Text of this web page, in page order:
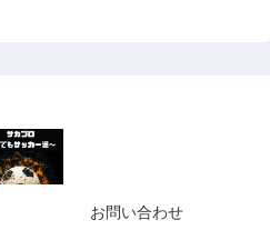
お問い合わせ